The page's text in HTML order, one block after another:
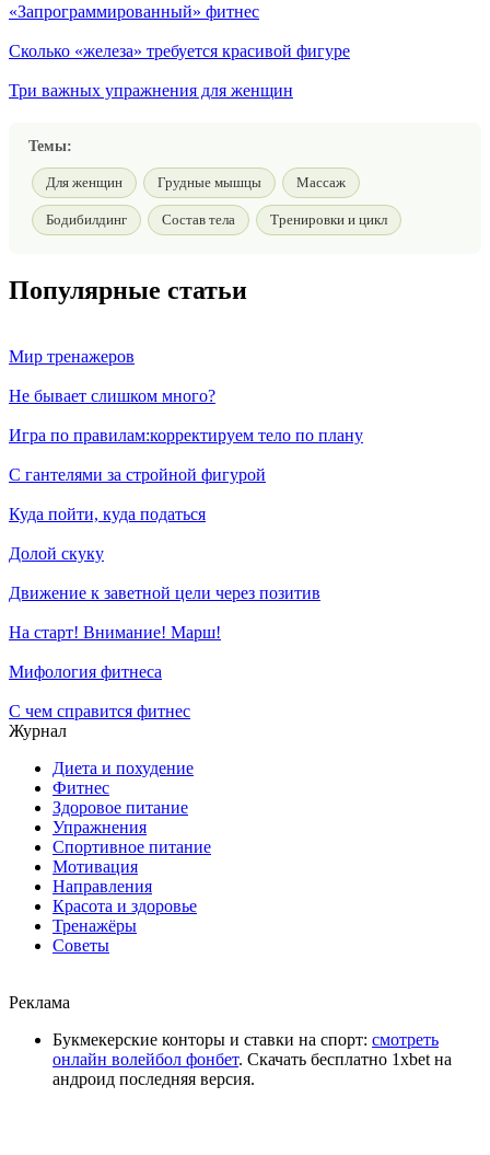
«Запрограммированный» фитнес
Сколько «железа» требуется красивой фигуре
Три важных упражнения для женщин
Темы:
Для женщин Грудные мышцы Массаж
Бодибилдинг Состав тела Тренировки и цикл
Популярные статьи
Мир тренажеров
Не бывает слишком много?
Игра по правилам:корректируем тело по плану
С гантелями за стройной фигурой
Куда пойти, куда податься
Долой скуку
Движение к заветной цели через позитив
На старт! Внимание! Марш!
Мифология фитнеса
С чем справится фитнес
Журнал
Диета и похудение
Фитнес
Здоровое питание
Упражнения
Спортивное питание
Мотивация
Направления
Красота и здоровье
Тренажёры
Советы
Реклама
Букмекерские конторы и ставки на спорт: смотреть
онлайн волейбол фонбет. Скачать бесплатно 1xbet на
андроид последняя версия.